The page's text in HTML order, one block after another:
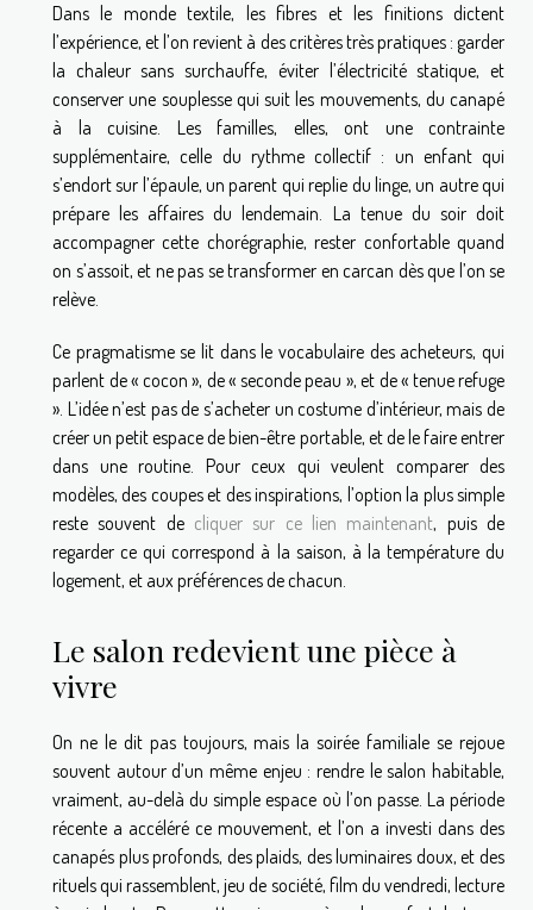
Dans le monde textile, les fibres et les finitions dictent
l’expérience, et l’on revient à des critères très pratiques : garder
la chaleur sans surchauffe, éviter l’électricité statique, et
conserver une souplesse qui suit les mouvements, du canapé
à la cuisine. Les familles, elles, ont une contrainte
supplémentaire, celle du rythme collectif : un enfant qui
s’endort sur l’épaule, un parent qui replie du linge, un autre qui
prépare les affaires du lendemain. La tenue du soir doit
accompagner cette chorégraphie, rester confortable quand
on s’assoit, et ne pas se transformer en carcan dès que l’on se
relève.
Ce pragmatisme se lit dans le vocabulaire des acheteurs, qui
parlent de « cocon », de « seconde peau », et de « tenue refuge
». L’idée n’est pas de s’acheter un costume d’intérieur, mais de
créer un petit espace de bien-être portable, et de le faire entrer
dans une routine. Pour ceux qui veulent comparer des
modèles, des coupes et des inspirations, l’option la plus simple
reste souvent de cliquer sur ce lien maintenant, puis de
regarder ce qui correspond à la saison, à la température du
logement, et aux préférences de chacun.
Le salon redevient une pièce à
vivre
On ne le dit pas toujours, mais la soirée familiale se rejoue
souvent autour d’un même enjeu : rendre le salon habitable,
vraiment, au-delà du simple espace où l’on passe. La période
récente a accéléré ce mouvement, et l’on a investi dans des
canapés plus profonds, des plaids, des luminaires doux, et des
rituels qui rassemblent, jeu de société, film du vendredi, lecture